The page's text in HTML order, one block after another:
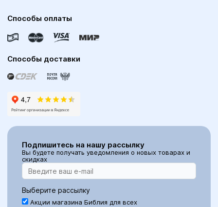
Способы оплаты
Способы доставки
Подпишитесь на нашу рассылку
Вы будете получать уведомления о новых товарах и
скидках
Выберите рассылку
Акции магазина Библия для всех